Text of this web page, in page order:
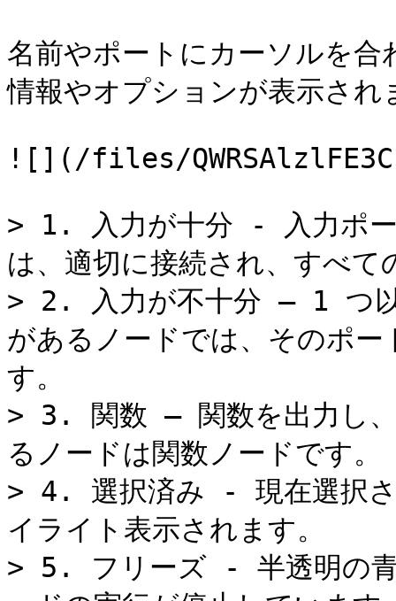
名前やポートにカーソルを
情報やオプションが表示され
![](/files/
> 1. 入力が十分 - 入力ポー
は、適切に接続され、すべ
> 2. 入力が不十分 – 1 つ以
があるノードでは、そのポ
す。
> 3. 関数 – 関数を出力し、
るノードは関数ノードです。
> 4. 選択済み - 現在選択さ
イライト表示されます。
> 5. フリーズ - 半透明の青